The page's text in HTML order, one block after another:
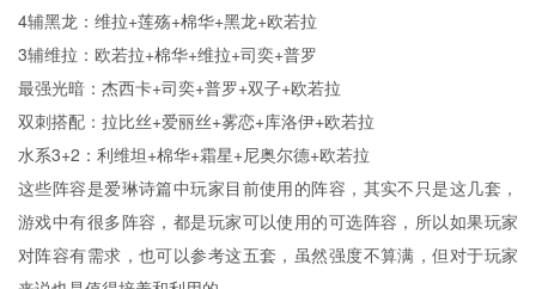
4辅黑龙：维拉+莲殇+棉华+黑龙+欧若拉
3辅维拉：欧若拉+棉华+维拉+司奕+普罗
最强光暗：杰西卡+司奕+普罗+双子+欧若拉
双刺搭配：拉比丝+爱丽丝+雾恋+库洛伊+欧若拉
水系3+2：利维坦+棉华+霜星+尼奥尔德+欧若拉
这些阵容是爱琳诗篇中玩家目前使用的阵容，其实不只是这几套，
游戏中有很多阵容，都是玩家可以使用的可选阵容，所以如果玩家
对阵容有需求，也可以参考这五套，虽然强度不算满，但对于玩家